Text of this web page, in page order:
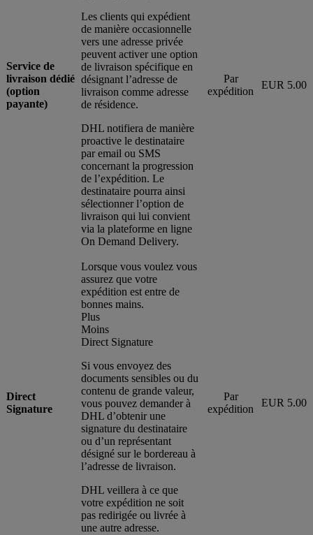
Service de
livraison dédié
(option
payante)
Les clients qui expédient
de manière occasionnelle
vers une adresse privée
peuvent activer une option
de livraison spécifique en
désignant l’adresse de
livraison comme adresse
de résidence.
DHL notifiera de manière
proactive le destinataire
par email ou SMS
concernant la progression
de l’expédition. Le
destinataire pourra ainsi
sélectionner l’option de
livraison qui lui convient
via la plateforme en ligne
On Demand Delivery.
Par
expédition
EUR 5.00
Direct
Signature
Lorsque vous voulez vous
assurez que votre
expédition est entre de
bonnes mains.
Plus
Moins
Direct Signature
Si vous envoyez des
documents sensibles ou du
contenu de grande valeur,
vous pouvez demander à
DHL d’obtenir une
signature du destinataire
ou d’un représentant
désigné sur le bordereau à
l’adresse de livraison.
DHL veillera à ce que
votre expédition ne soit
pas redirigée ou livrée à
une autre adresse.
Par
expédition
EUR 5.00